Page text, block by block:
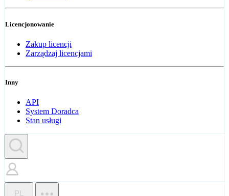
Licencjonowanie
Zakup licencji
Zarządzaj licencjami
Inny
API
System Doradca
Stan usługi
PL